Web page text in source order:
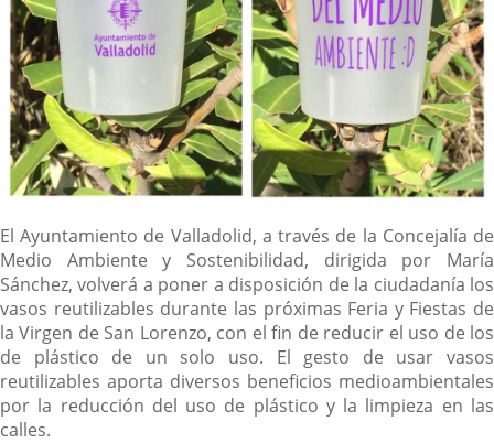
Descripción
El Ayuntamiento de Valladolid, a través de la Concejalía de
Medio Ambiente y Sostenibilidad, dirigida por María
Sánchez, volverá a poner a disposición de la ciudadanía los
vasos reutilizables durante las próximas Feria y Fiestas de
la Virgen de San Lorenzo, con el fin de reducir el uso de los
de plástico de un solo uso. El gesto de usar vasos
reutilizables aporta diversos beneficios medioambientales
por la reducción del uso de plástico y la limpieza en las
calles.